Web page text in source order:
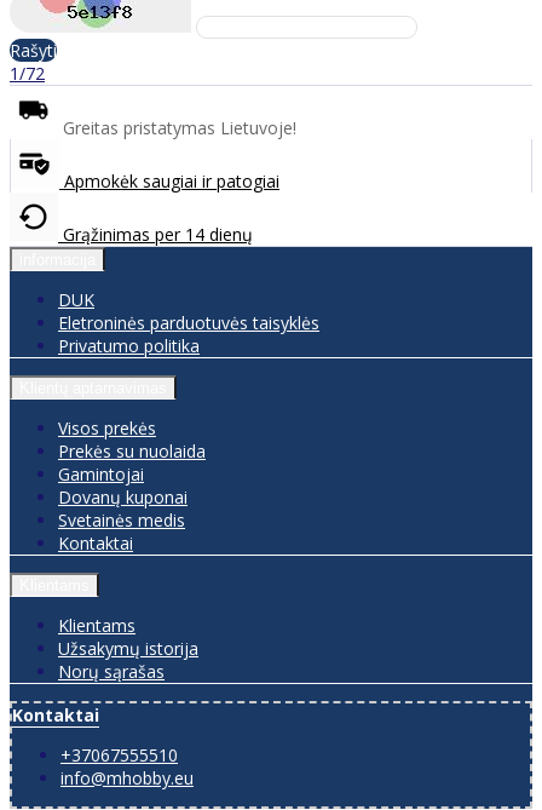
Rašyti
1/72
Greitas pristatymas Lietuvoje!
Apmokėk saugiai ir patogiai
Grąžinimas per 14 dienų
DUK
Eletroninės parduotuvės taisyklės
Privatumo politika
Visos prekės
Prekės su nuolaida
Gamintojai
Dovanų kuponai
Svetainės medis
Kontaktai
Klientams
Užsakymų istorija
Norų sąrašas
Kontaktai
+37067555510
info@mhobby.eu